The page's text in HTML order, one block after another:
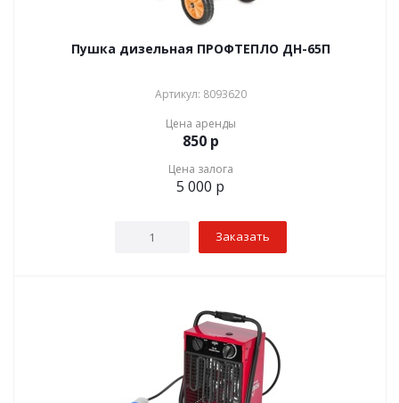
Пушка дизельная ПРОФТЕПЛО ДН-65П
Артикул: 8093620
Цена аренды
850р
Цена залога
5 000 р
Заказать